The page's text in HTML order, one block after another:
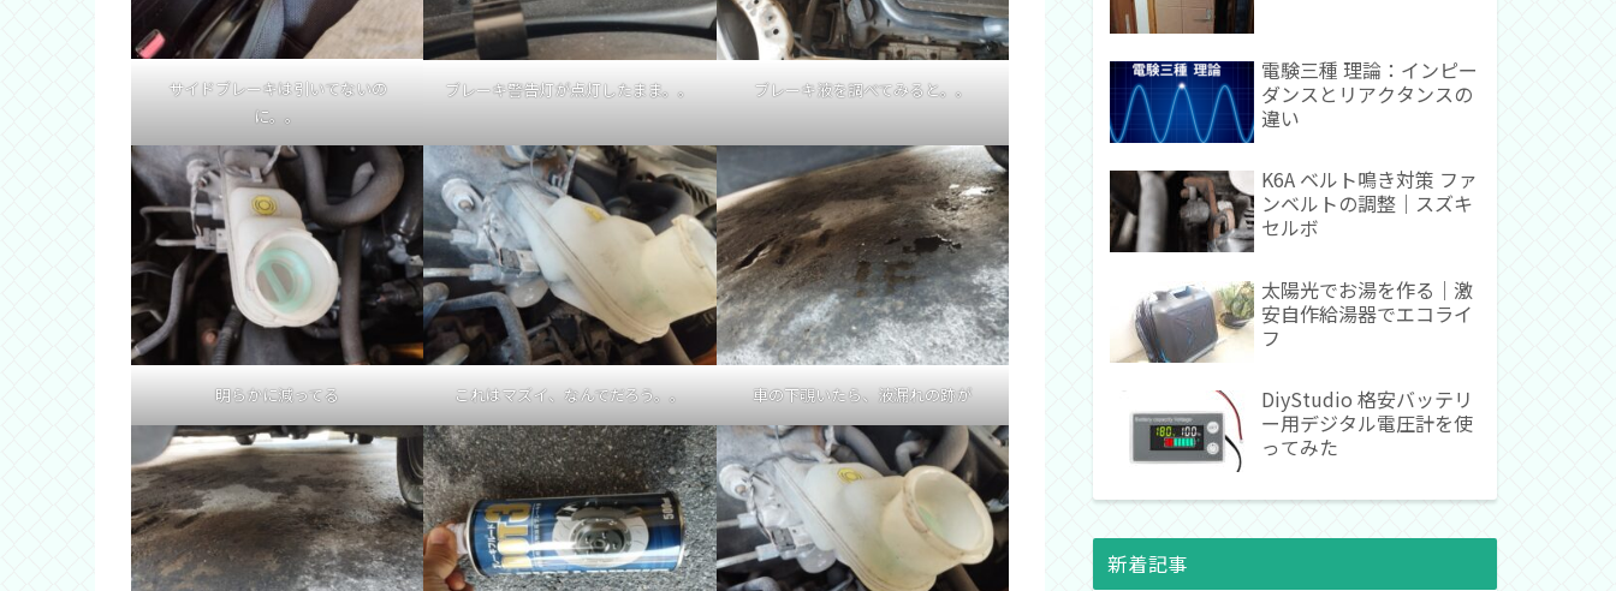
サイドブレーキは引いてないの
に。。
ブレーキ警告灯が点灯したまま。。 ブレーキ液を調べてみると。。
明らかに減ってる これはマズイ、なんでだろう。。 車の下覗いたら、液漏れの跡が
電験三種 理論：インピー
ダンスとリアクタンスの
違い
K6A ベルト鳴き対策 ファ
ンベルトの調整｜スズキ
セルボ
太陽光でお湯を作る｜激
安自作給湯器でエコライ
フ
DiyStudio 格安バッテリ
ー用デジタル電圧計を使
ってみた
新着記事